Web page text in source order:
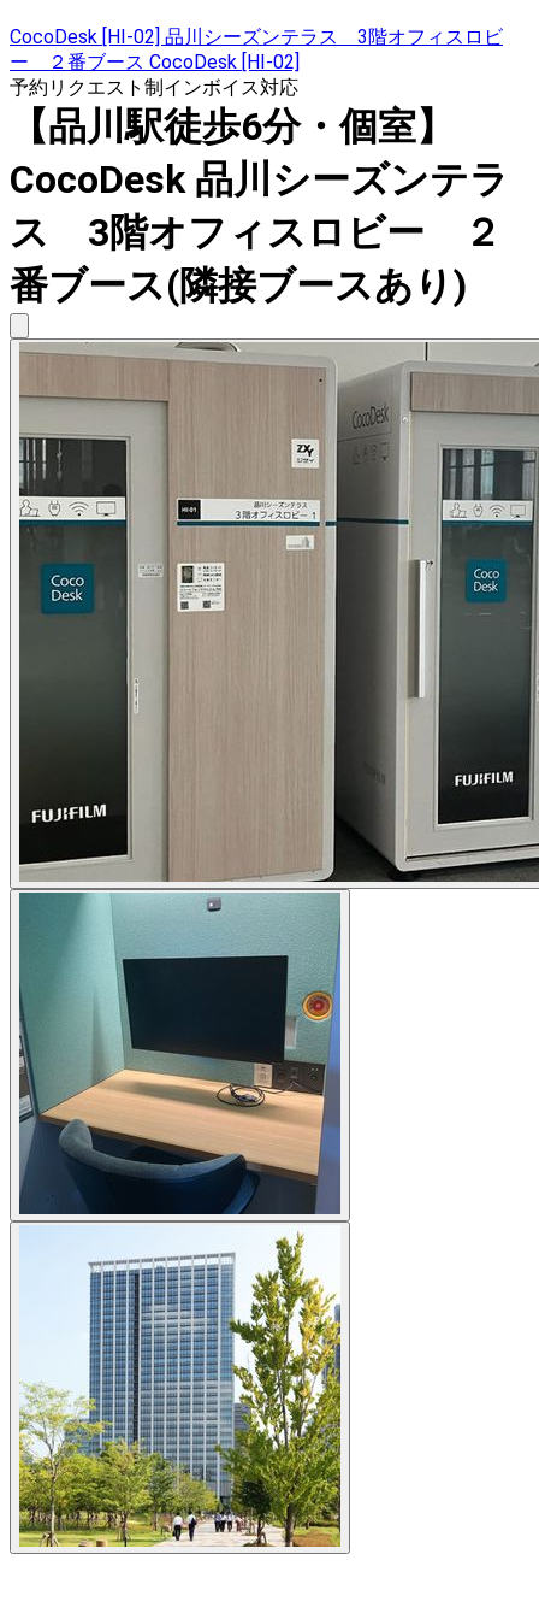
CocoDesk [HI-02] 品川シーズンテラス 3階オフィスロビ
ー ２番ブース CocoDesk [HI-02]
予約リクエスト制インボイス対応
【品川駅徒歩6分・個室】
CocoDesk 品川シーズンテラ
ス 3階オフィスロビー ２
番ブース(隣接ブースあり)